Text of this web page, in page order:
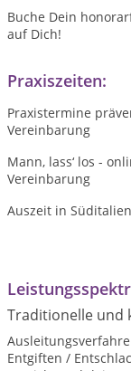
Buche Dein
auf Dich!
Praxiszeiten:
Praxistermine
Vereinbarung
Mann, lass‘ los -
Vereinbarung
Auszeit in
Traditionelle und
Entgiften /